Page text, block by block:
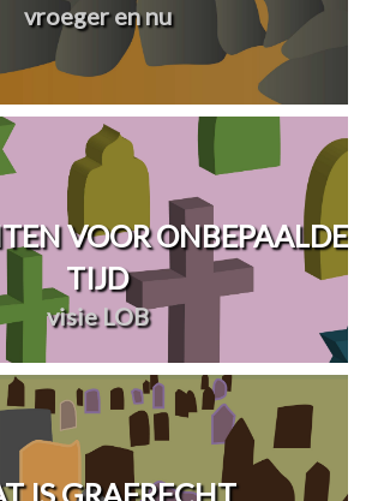
vroeger en nu
VOOR ONBEPAALDE
TIJD
visie LOB
IS GRAFRECHT